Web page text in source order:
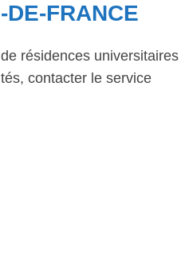
FRANCE
résidences universitaires
contacter le service